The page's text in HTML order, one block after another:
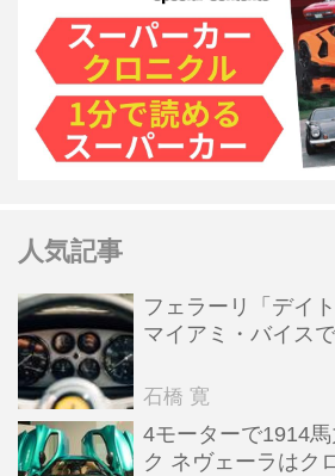
人気記事
フェラーリ「デイ
マイアミ・バイス
石橋 寛
4モーターで1914
ク ネヴェーラはク